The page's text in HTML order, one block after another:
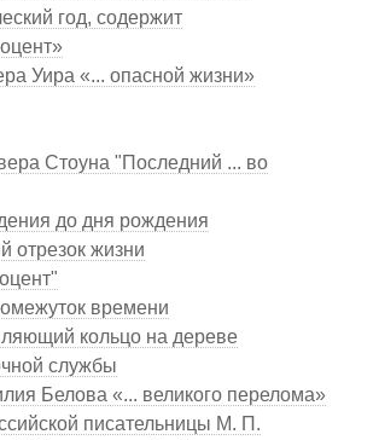
год, содержит
Уира «... опасной жизни»
Стоуна "Последний ... во
до дня рождения
отрезок жизни
времени
кольцо на дереве
службы
Белова «... великого перелома»
писательницы М. П.